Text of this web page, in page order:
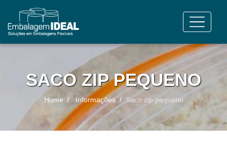
SACO ZIP PEQUENO
Home Informações Saco zip pequeno